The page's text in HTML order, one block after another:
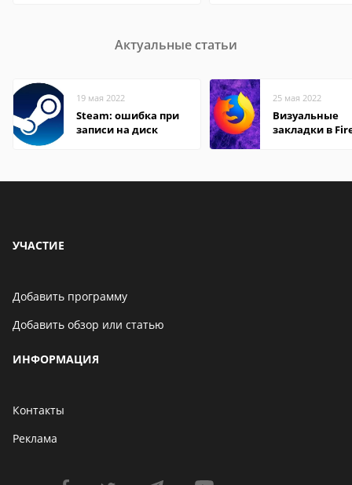
Актуальные статьи
19 мая 2022
Steam: ошибка при
записи на диск
25 мая 2022
Визуальные
закладки в
УЧАСТИЕ
Добавить программу
Добавить обзор или статью
ИНФОРМАЦИЯ
Контакты
Реклама